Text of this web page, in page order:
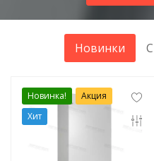
Новинки
Новинка!
Акция
Хит